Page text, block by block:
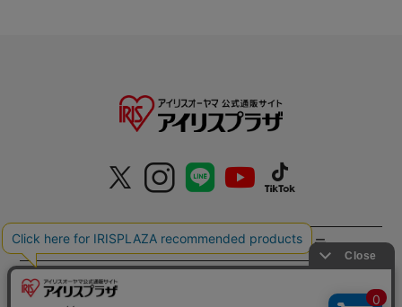
特定商取引法に基づく通信販売業者の表示
セキュリティ・プライバシーポリシー